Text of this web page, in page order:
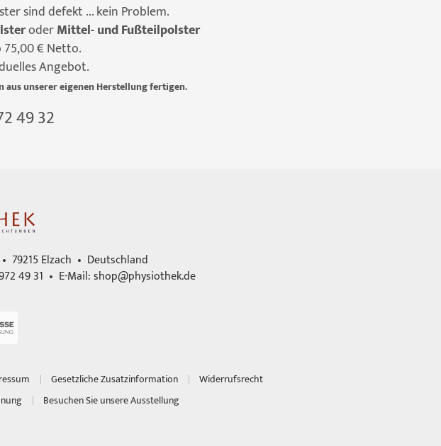
sind defekt ... kein Problem.
oderMittel- und Fußteilpolster
75,00 € Netto.
Angebot.
aus unserer eigenen Herstellung fertigen.
49 32
Elzach • Deutschland
49 31 • E-Mail:shop@physiothek.de
Gesetzliche Zusatzinformation
Widerrufsrecht
Besuchen Sie unsere Ausstellung